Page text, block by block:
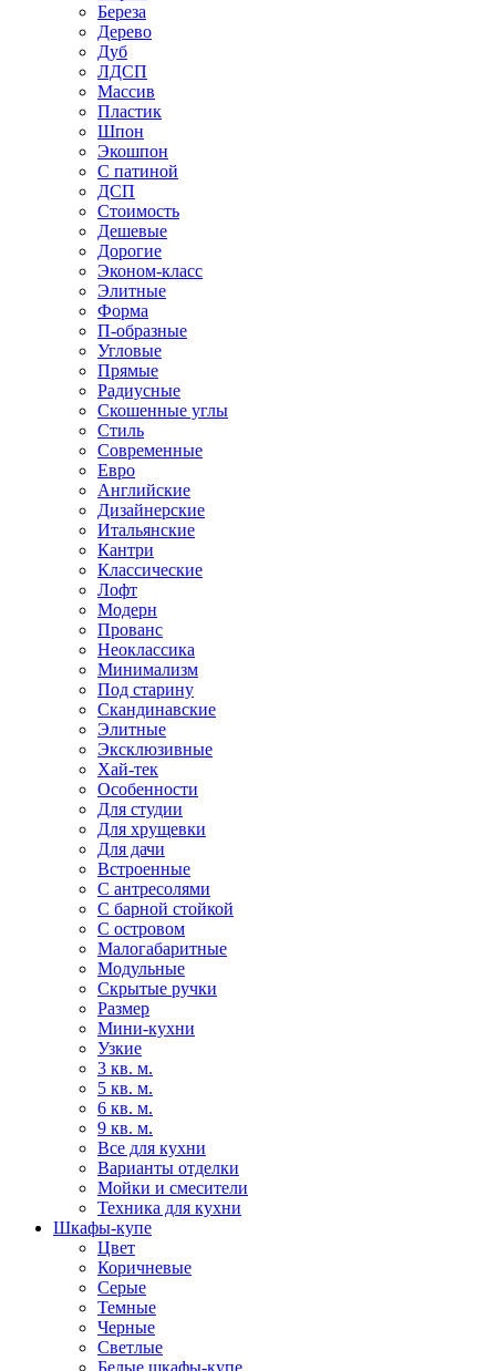
Береза
Дерево
Дуб
ЛДСП
Массив
Пластик
Шпон
Экошпон
С патиной
ДСП
Стоимость
Дешевые
Дорогие
Эконом-класс
Элитные
Форма
П-образные
Угловые
Прямые
Радиусные
Скошенные углы
Стиль
Современные
Евро
Английские
Дизайнерские
Итальянские
Кантри
Классические
Лофт
Модерн
Прованс
Неоклассика
Минимализм
Под старину
Скандинавские
Элитные
Эксклюзивные
Хай-тек
Особенности
Для студии
Для хрущевки
Для дачи
Встроенные
С антресолями
С барной стойкой
С островом
Малогабаритные
Модульные
Скрытые ручки
Размер
Мини-кухни
Узкие
3 кв. м.
5 кв. м.
6 кв. м.
9 кв. м.
Все для кухни
Варианты отделки
Мойки и смесители
Техника для кухни
Шкафы-купе
Цвет
Коричневые
Серые
Темные
Черные
Светлые
Белые шкафы-купе